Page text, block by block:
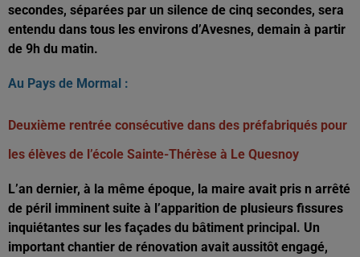
secondes, séparées par un silence de cinq secondes, sera
entendu dans tous les environs d’Avesnes, demain à partir
de 9h du matin.
Au Pays de Mormal :
Deuxième rentrée consécutive dans des préfabriqués pour
les élèves de l’école Sainte-Thérèse à Le Quesnoy
L’an dernier, à la même époque, la maire avait pris n arrêté
de péril imminent suite à l’apparition de plusieurs fissures
inquiétantes sur les façades du bâtiment principal. Un
important chantier de rénovation avait aussitôt engagé,